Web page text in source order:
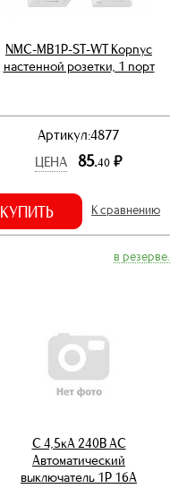
NMC-MB1P-ST-WT Корпус
настенной розетки, 1 порт
Артикул:4877
ЦЕНА
85.40 р.
КУПИТЬ К сравнению
в резерве.
С 4,5кА 240В АС
Автоматический
выключатель 1Р 16А